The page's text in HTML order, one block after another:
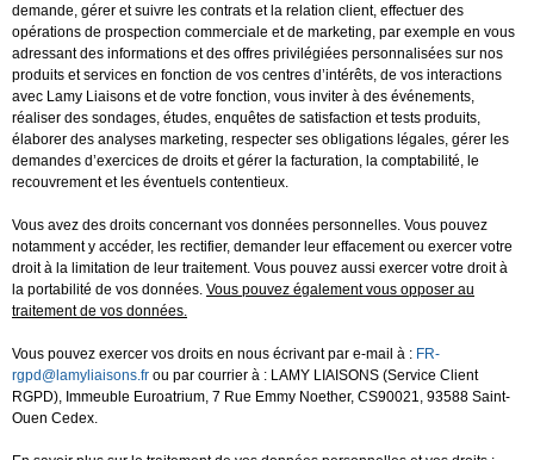
demande, gérer et suivre les contrats et la relation client, effectuer des
opérations de prospection commerciale et de marketing, par exemple en vous
adressant des informations et des offres privilégiées personnalisées sur nos
produits et services en fonction de vos centres d’intérêts, de vos interactions
avec Lamy Liaisons et de votre fonction, vous inviter à des événements,
réaliser des sondages, études, enquêtes de satisfaction et tests produits,
élaborer des analyses marketing, respecter ses obligations légales, gérer les
demandes d’exercices de droits et gérer la facturation, la comptabilité, le
recouvrement et les éventuels contentieux.
Vous avez des droits concernant vos données personnelles. Vous pouvez
notamment y accéder, les rectifier, demander leur effacement ou exercer votre
droit à la limitation de leur traitement. Vous pouvez aussi exercer votre droit à
la portabilité de vos données. Vous pouvez également vous opposer au
traitement de vos données.
Vous pouvez exercer vos droits en nous écrivant par e-mail à : FR-
rgpd@lamyliaisons.fr ou par courrier à : LAMY LIAISONS (Service Client
RGPD), Immeuble Euroatrium, 7 Rue Emmy Noether, CS90021, 93588 Saint-
Ouen Cedex.